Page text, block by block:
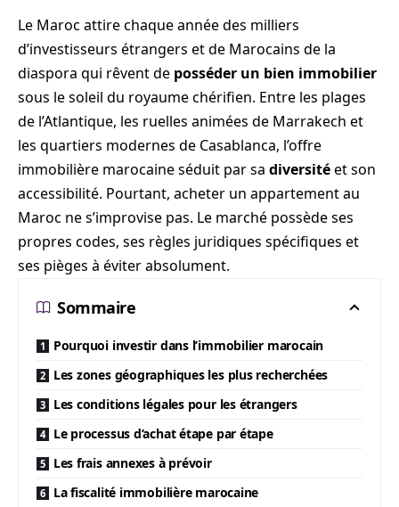
Le Maroc attire chaque année des milliers
d’investisseurs étrangers et de Marocains de la
diaspora qui rêvent de posséder un bien immobilier
sous le soleil du royaume chérifien. Entre les plages
de l’Atlantique, les ruelles animées de Marrakech et
les quartiers modernes de Casablanca, l’offre
immobilière marocaine séduit par sa diversitéet son
accessibilité. Pourtant, acheter un appartement au
Maroc ne s’improvise pas. Le marché possède ses
propres codes, ses règles juridiques spécifiques et
ses pièges à éviter absolument.
Sommaire
Pourquoi investir dans l’immobilier marocain
Les zones géographiques les plus recherchées
Les conditions légales pour les étrangers
Le processus d’achat étape par étape
Les frais annexes à prévoir
La fiscalité immobilière marocaine